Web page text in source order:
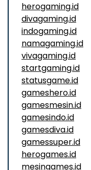
herogaming.id
divagaming.id
indogaming.id
namagaming.id
vivagaming.id
startgaming.id
statusgame.id
gameshero.id
gamesmesin.id
gamesindo.id
gamesdiva.id
gamessuper.id
herogames.id
mesingames.id